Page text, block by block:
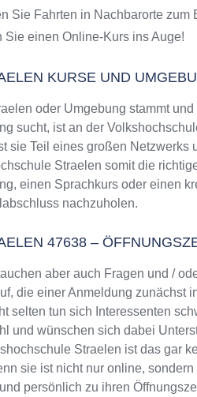
Sie Fahrten in Nachbarorte zum
Sie einen Online-Kurs ins Auge!
KURSE UND
oder Umgebung stammt
sucht, ist an der
sie Teil eines großen
Straelen somit die
einen Sprachkurs oder einen
nachzuholen.
47638 –
aber auch Fragen und /
die einer Anmeldung zunächst
selten tun sich Interessenten
und wünschen sich dabei
Straelen ist das gar
sie ist nicht nur online, sondern
persönlich zu ihren